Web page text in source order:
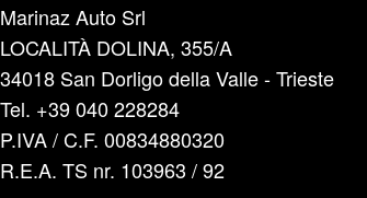
Marinaz Auto Srl
LOCALITÀ DOLINA, 355/A
34018 San Dorligo della Valle - Trieste
Tel. +39 040 228284
P.IVA / C.F. 00834880320
R.E.A. TS nr. 103963 / 92